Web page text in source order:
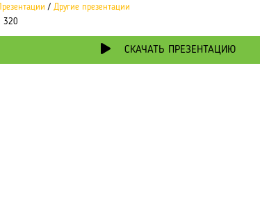
/ Другие презентации
320
СКАЧАТЬ ПРЕЗЕНТАЦИЮ